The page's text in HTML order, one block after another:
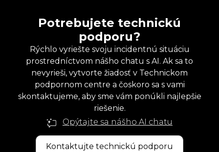
Potrebujete technickú
podporu?
Rýchlo vyriešte svoju incidentnú situáciu
prostredníctvom nášho chatu s AI. Ak sa to
nevyrieši, vytvorte žiadosť v Technickom
podpornom centre a čoskoro sa s vami
skontaktujeme, aby sme vám ponúkli najlepšie
riešenie.
Opýtajte sa nášho AI chatu
Kontaktujte technickú podporu